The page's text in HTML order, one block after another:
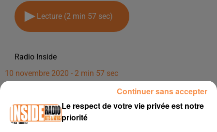
Lecture (2 min 57 sec)
Radio Inside
10 novembre 2020 - 2 min 57 sec
INTERVIEW DE RÉGIS DELPLACE RESPONSABLES DU MAGASIN
"PLEINCIEL PAPETERIE AUDY, À LESCAR, SUR RADIO I
Le respect de votre vie privée est notre
priorité
Continuer sans accepter